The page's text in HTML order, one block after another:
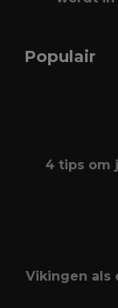
Populair
4 tips om
Vikingen als